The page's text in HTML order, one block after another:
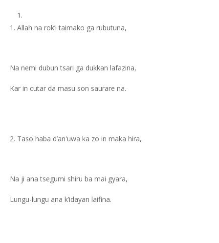
Allah na rok’i taimako ga rubutuna,
Na nemi dubun tsari ga dukkan lafazina,
Kar in cutar da masu son saurare na.
Taso haba d’an'uwa ka zo in maka hira,
Na ji ana tsegumi shiru ba mai gyara,
Lungu-lungu ana k’idayan laifina.